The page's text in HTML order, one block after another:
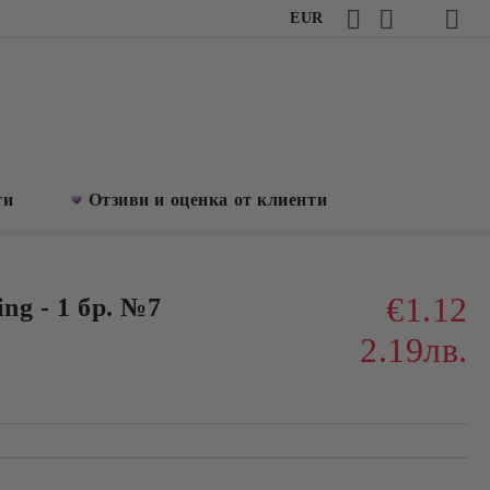
EUR
Отзиви и оценка от клиенти
- 1 бр. №7
€1.12
2.19лв.